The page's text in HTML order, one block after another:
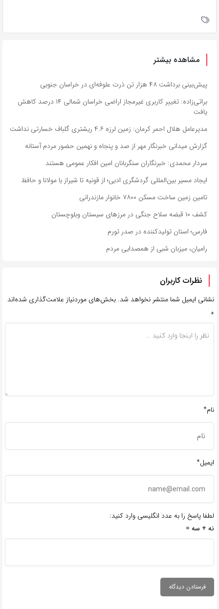
مشاهده بیشتر
پیش‌بینی برداشت ۴۸ هزار تن ذرت علوفه‌ای در خراسان جنوبی
براتی‌زاده: تغییر کاربری غیرمجاز اراضی خراسان شمالی ۱۴ درصد کاهش
یافت
مدیرعامل هلال احمر کرمان: زمین لرزه ۴.۶ ریشتری گلباف خسارتی نداشت
گزارش میدانی خبرنگار مهر از صد و پنجاه و نهمین حضور مردم آستانه
سردار محمدی: خبرنگاران سنگربانان امین افکار عمومی هستند
ایجاد مسیر بین‌المللی گردشگری ادبی؛ از قونیه تا شیراز با مولانا و حافظ
تامین زمین ساخت مسکن ۷۸۰۰ خانوار مازندرانی
کشف ۱۰ قبضه سلاح جنگی در مرزهای سیستان وبلوچستان
فارس؛ استان تولیدکننده در صدر تورم
رامیان، میزبان شبی از همصدایی مردم
نظرات کاربران
نشانی ایمیل شما منتشر نخواهد شد. بخش‌های موردنیاز علامت‌گذاری شده‌اند
*
نام*
ایمیل*
لطفا پاسخ را به عدد انگلیسی وارد کنید:
نه + سه =